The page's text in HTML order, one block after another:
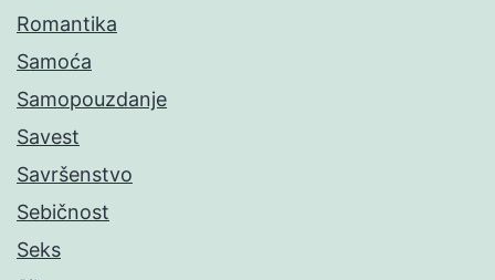
Romantika
Samoća
Samopouzdanje
Savest
Savršenstvo
Sebičnost
Seks